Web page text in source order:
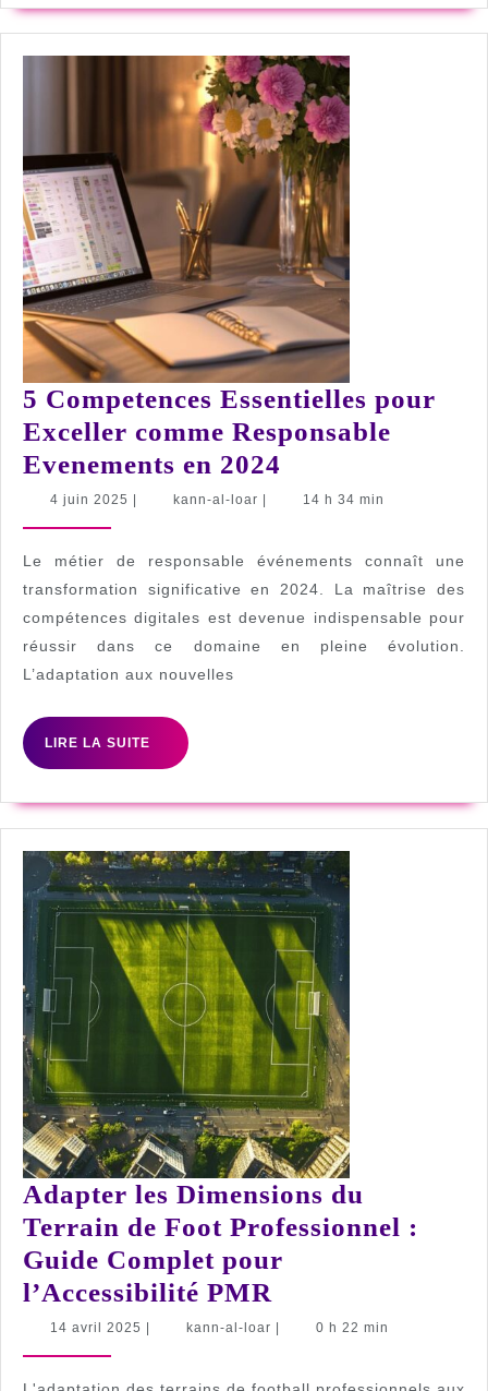
enrichir
sa
cave
5 Competences Essentielles pour
Exceller comme Responsable
Evenements en 2024
Competences
pour
Exceller
comme
Responsable
4 juin 2025 4
kann-al-loar kann-
14 h 34 min
Le métier de responsable événements connaît une
transformation significative en 2024. La maîtrise des
compétences digitales est devenue indispensable pour
réussir dans ce domaine en pleine évolution.
L’adaptation aux nouvelles
LIRE LA SUITE
LIRE
LA
Adapter les Dimensions du
Terrain de Foot Professionnel :
Guide Complet pour
l’Accessibilité PMR
les
14 avril 2025 14
| kann-al-loar kann-
| 0 h 22 min